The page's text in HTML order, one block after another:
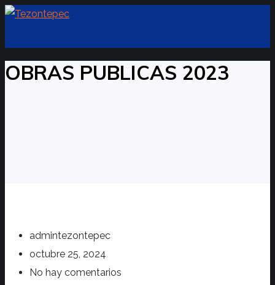
OBRAS PUBLICAS 2023
admintezontepec
octubre 25, 2024
No hay comentarios